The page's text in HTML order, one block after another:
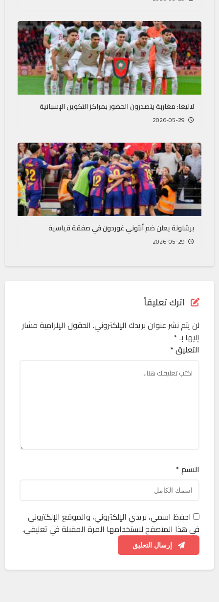
لاليغا: مغاربة يتصدرون الحضور بمراكز التكوين الإسبانية
برشلونة يعلن ضم أنتوني غوردون في صفقة قياسية
اترك تعليقاً
لن يتم نشر عنوان بريدك الإلكتروني. الحقول الإلزامية مشار
إليها بـ*
التعليق *
الاسم *
احفظ اسمي، بريدي الإلكتروني، والموقع الإلكتروني
في هذا المتصفح لاستخدامها المرة المقبلة في تعليقي.